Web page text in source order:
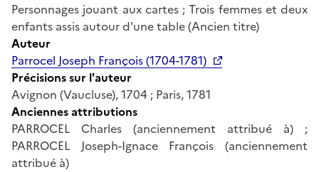
Personnages jouant aux cartes ; Trois femmes et deux
enfants assis autour d'une table (Ancien titre)
Auteur
Parrocel Joseph François (1704-1781)
Précisions sur l'auteur
Avignon (Vaucluse), 1704 ; Paris, 1781
Anciennes attributions
PARROCEL Charles (anciennement attribué à) ;
PARROCEL Joseph-Ignace François (anciennement
attribué à)